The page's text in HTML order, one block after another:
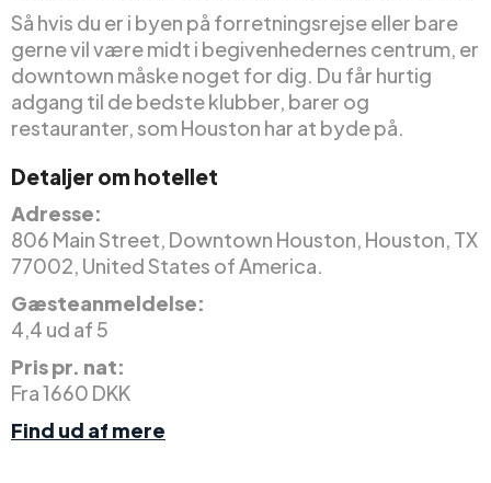
Så hvis du er i byen på forretningsrejse eller bare
gerne vil være midt i begivenhedernes centrum, er
downtown måske noget for dig. Du får hurtig
adgang til de bedste klubber, barer og
restauranter, som Houston har at byde på.
Detaljer om hotellet
Adresse:
806 Main Street, Downtown Houston, Houston, TX
77002, United States of America.
Gæsteanmeldelse:
4,4 ud af 5
Pris pr. nat:
Fra 1660 DKK
Find ud af mere